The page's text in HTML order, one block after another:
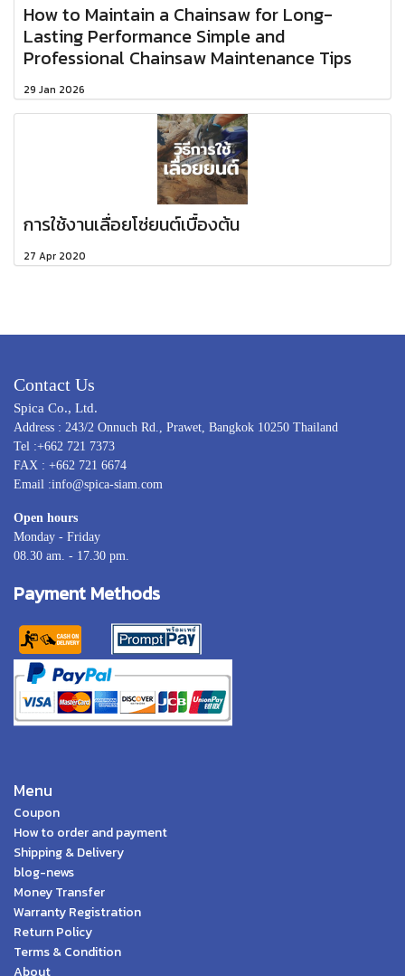
How to Maintain a Chainsaw for Long-
Lasting Performance Simple and
Professional Chainsaw Maintenance Tips
29 Jan 2026
การใช้งานเลื่อยโซ่ยนต์เบื้องต้น
27 Apr 2020
Contact Us
Spica Co., Ltd.
Address : 243/2 Onnuch Rd., Prawet, Bangkok 10250 Thailand
Tel :+662 721 7373
FAX : +662 721 6674
Email :info@spica-siam.com
Open hours
Monday - Friday
08.30 am. - 17.30 pm.
Payment Methods
Menu
Coupon
How to order and payment
Shipping & Delivery
blog-news
Money Transfer
Warranty Registration
Return Policy
Terms & Condition
About